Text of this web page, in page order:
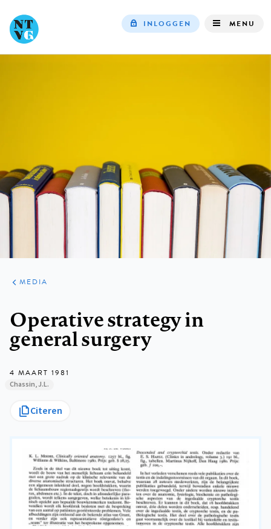
INLOGGEN MENU
ARTIKELEN
VARIA
MEDIA
Operative strategy in
general surgery
4 MAART 1981
Chassin, J.L.
Citeren